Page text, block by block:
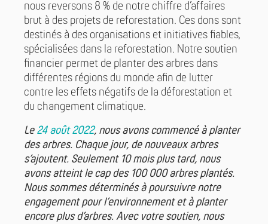
nous reversons 8 % de notre chiffre d’affaires
brut à des projets de reforestation. Ces dons sont
destinés à des organisations et initiatives fiables,
spécialisées dans la reforestation. Notre soutien
financier permet de planter des arbres dans
différentes régions du monde afin de lutter
contre les effets négatifs de la déforestation et
du changement climatique.
Le 24 août 2022, nous avons commencé à planter
des arbres. Chaque jour, de nouveaux arbres
s’ajoutent. Seulement 10 mois plus tard, nous
avons atteint le cap des 100 000 arbres plantés.
Nous sommes déterminés à poursuivre notre
engagement pour l’environnement et à planter
encore plus d’arbres. Avec votre soutien, nous